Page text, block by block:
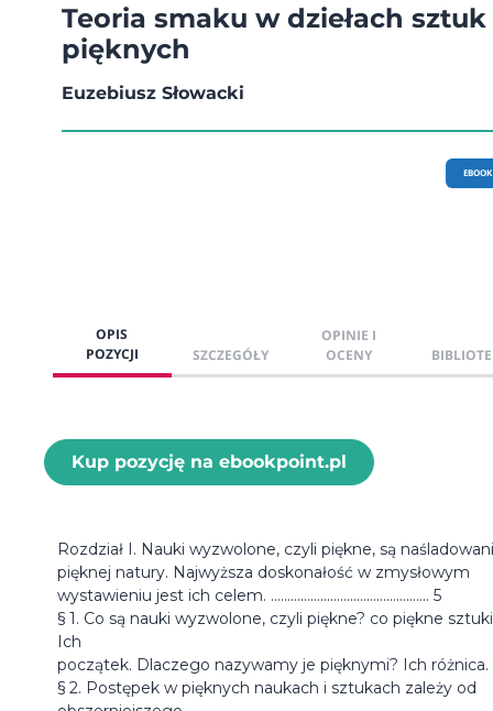
Teoria smaku w dziełach sztuk
pięknych
Euzebiusz Słowacki
EBOOK
OPIS
POZYCJI
SZCZEGÓŁY
OPINIE I
OCENY
Kup pozycję na ebookpoint.pl
Rozdział I. Nauki wyzwolone, czyli piękne, są
pięknej natury. Najwyższa doskonałość w zmysłowym
wystawieniu jest ich celem. ................................................ 5
§ 1. Co są nauki wyzwolone, czyli piękne? co piękne
Ich
początek. Dlaczego nazywamy je pięknymi? Ich różnica.
§ 2. Postępek w pięknych naukach i sztukach zależy od